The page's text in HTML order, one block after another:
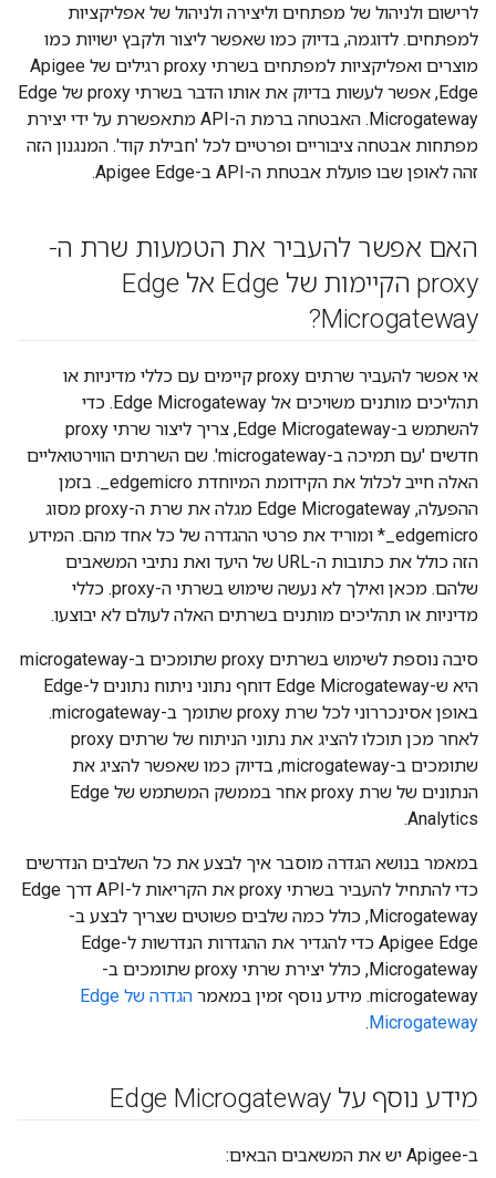
לרישום ולניהול של מפתחים וליצירה ולניהול של אפליקציות
למפתחים. לדוגמה, בדיוק כמו שאפשר ליצור ולקבץ ישויות כמו
מוצרים ואפליקציות למפתחים בשרתי proxy רגילים של Apigee
Edge, אפשר לעשות בדיוק את אותו הדבר בשרתי proxy של Edge
Microgateway. האבטחה ברמת ה-API מתאפשרת על ידי יצירת
מפתחות אבטחה ציבוריים ופרטיים לכל 'חבילת קוד'. המנגנון הזה
זהה לאופן שבו פועלת אבטחת ה-API ב-Apigee Edge.
האם אפשר להעביר את הטמעות שרת ה-
proxy הקיימות של Edge אל Edge
Microgateway?
אי אפשר להעביר שרתים proxy קיימים עם כללי מדיניות או
תהליכים מותנים משויכים אל Edge Microgateway. כדי
להשתמש ב-Edge Microgateway, צריך ליצור שרתי proxy
חדשים 'עם תמיכה ב-microgateway'. שם השרתים הווירטואליים
האלה חייב לכלול את הקידומת המיוחדת edgemicro_. בזמן
ההפעלה, Edge Microgateway מגלה את שרת ה-proxy מסוג
edgemicro_* ומוריד את פרטי ההגדרה של כל אחד מהם. המידע
הזה כולל את כתובות ה-URL של היעד ואת נתיבי המשאבים
שלהם. מכאן ואילך לא נעשה שימוש בשרתי ה-proxy. כללי
מדיניות או תהליכים מותנים בשרתים האלה לעולם לא יבוצעו.
סיבה נוספת לשימוש בשרתים proxy שתומכים ב-microgateway
היא ש-Edge Microgateway דוחף נתוני ניתוח נתונים ל-Edge
באופן אסינכררוני לכל שרת proxy שתומך ב-microgateway.
לאחר מכן תוכלו להציג את נתוני הניתוח של שרתים proxy
שתומכים ב-microgateway, בדיוק כמו שאפשר להציג את
הנתונים של שרת proxy אחר בממשק המשתמש של Edge
Analytics.
במאמר בנושא הגדרה מוסבר איך לבצע את כל השלבים הנדרשים
כדי להתחיל להעביר בשרתי proxy את הקריאות ל-API דרך Edge
Microgateway, כולל כמה שלבים פשוטים שצריך לבצע ב-
Apigee Edge כדי להגדיר את ההגדרות הנדרשות ל-Edge
Microgateway, כולל יצירת שרתי proxy שתומכים ב-
microgateway. מידע נוסף זמין במאמר
הגדרה של Edge
Microgateway
.
מידע נוסף על Edge Microgateway
ב-Apigee יש את המשאבים הבאים: